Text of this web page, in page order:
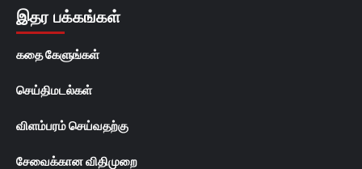
இதர பக்கங்கள்
கதை கேளுங்கள்
செய்திமடல்கள்
விளம்பரம் செய்வதற்கு
சேவைக்கான விதிமுறை